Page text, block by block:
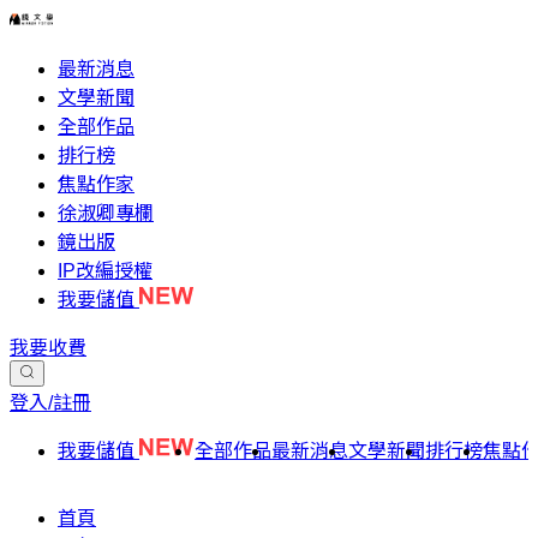
最新消息
文學新聞
全部作品
排行榜
焦點作家
徐淑卿專欄
鏡出版
IP改編授權
我要儲值
我要收費
登入/註冊
我要儲值 全部作品最新消息文學新聞排行榜焦點
首頁